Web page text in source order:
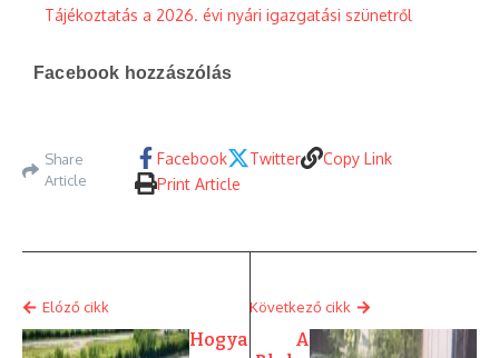
Tájékoztatás a 2026. évi nyári igazgatási szünetről
Facebook hozzászólás
Share
Article
Facebook Twitter
Copy Link
Print Article
Elóző cikk
Hogya
Következő cikk
A